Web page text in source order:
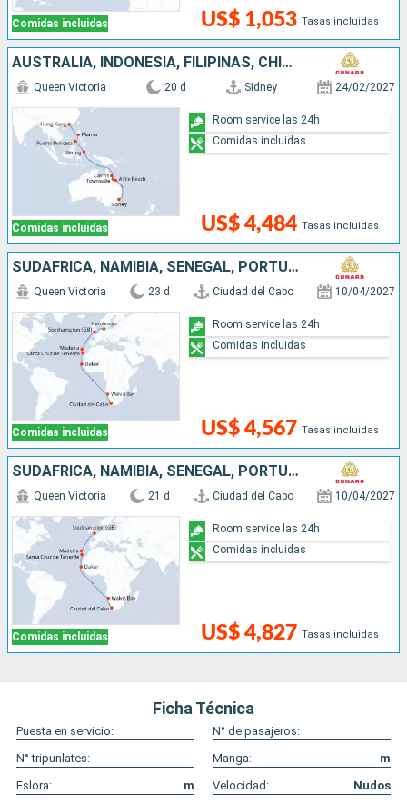
Comidas incluidas US$ 1,053 Tasas incluidas
AUSTRALIA, INDONESIA, FILIPINAS, CHINA
Comidas incluidas
Queen Victoria 20 d Sidney 24/02/2027
US$ 4,484 Tasas incluidas
Room service las 24h
Comidas incluidas
SUDAFRICA, NAMIBIA, SENEGAL, PORTUGAL, REINO UNIDO, ALEMANIA
Comidas incluidas
Queen Victoria 23 d Ciudad del Cabo 10/04/2027
US$ 4,567 Tasas incluidas
Room service las 24h
Comidas incluidas
SUDAFRICA, NAMIBIA, SENEGAL, PORTUGAL, REINO UNIDO
Comidas incluidas
Queen Victoria 21 d Ciudad del Cabo 10/04/2027
US$ 4,827 Tasas incluidas
Room service las 24h
Comidas incluidas
Ficha Técnica
Puesta en servicio:
N° de pasajeros:
N° tripunlates:
Manga:
m
Eslora:
m Velocidad: Nudos